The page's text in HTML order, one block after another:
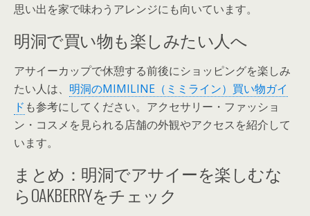
思い出を家で味わうアレンジにも向いています。
明洞で買い物も楽しみたい人へ
アサイーカップで休憩する前後にショッピングを楽しみ
たい人は、 明洞のMIMILINE（ミミライン）買い物ガイ
ド も参考にしてください。アクセサリー・ファッショ
ン・コスメを見られる店舗の外観やアクセスを紹介して
います。
まとめ：明洞でアサイーを楽しむな
らOAKBERRYをチェック